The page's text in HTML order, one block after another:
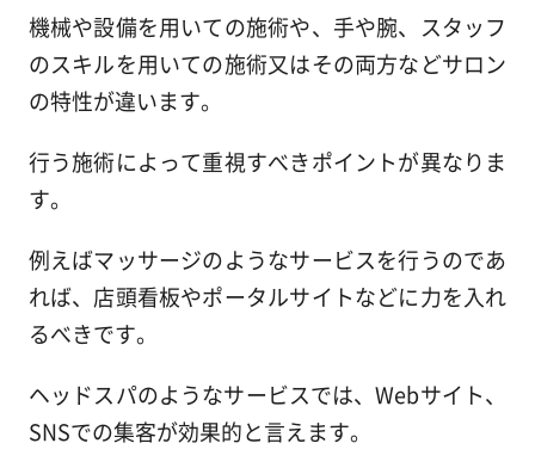
機械や設備を用いての施術や、手や腕、スタッフ
のスキルを用いての施術又はその両方などサロン
の特性が違います。
行う施術によって重視すべきポイントが異なりま
す。
例えばマッサージのようなサービスを行うのであ
れば、店頭看板やポータルサイトなどに力を入れ
るべきです。
ヘッドスパのようなサービスでは、Webサイト、
SNSでの集客が効果的と言えます。